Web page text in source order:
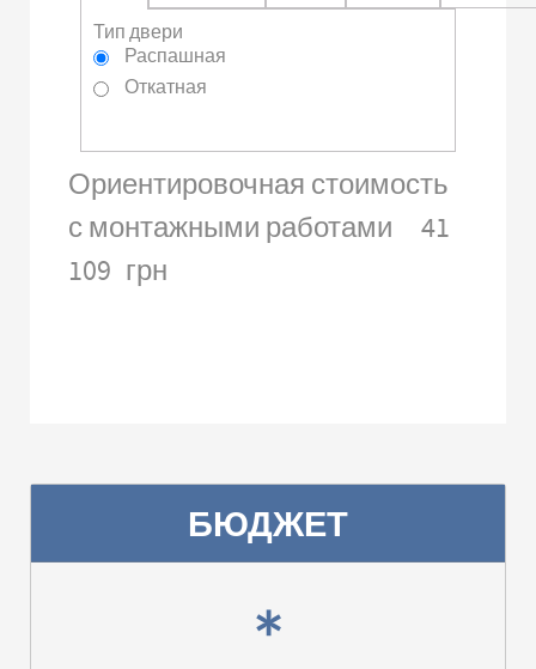
Тип двери
Распашная
Откатная
Ориентировочная стоимость
с монтажными работами
41
109 грн
БЮДЖЕТ
*